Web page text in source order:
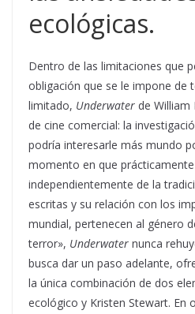
ecológicas.
Dentro de las limitaciones que
obligación que se le impone de
limitado, Underwater de William
de cine comercial: la
podría interesarle más mundo
momento en que
independientemente de la
escritas y su relación con los
mundial, pertenecen al género
terror», Underwater nunca
busca dar un paso adelante,
la única combinación de dos
ecológico y Kristen Stewart. En